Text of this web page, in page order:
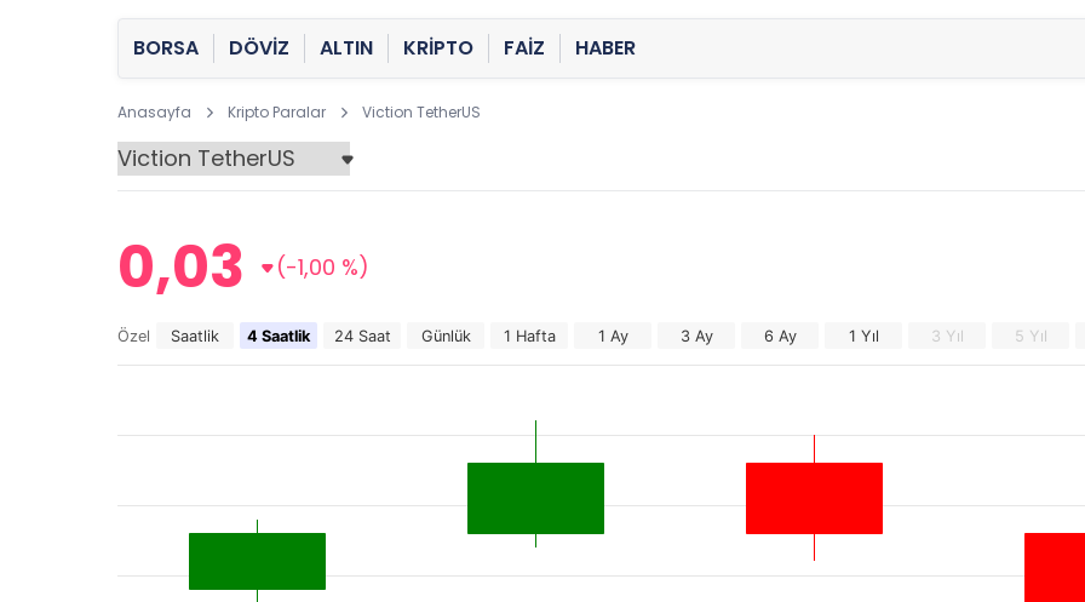
BORSA DÖVİZ ALTIN KRİPTO FAİZ HABER
Anasayfa Kripto Paralar Viction TetherUS
0,03 (-1,00 %)
Özel Saatlik 4 Saatlik 24 Saat Günlük 1 Hafta 1 Ay 3 Ay 6 Ay 1 Yıl 3 Yıl 5 Yıl